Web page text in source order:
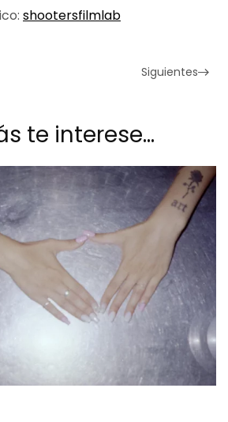
shootersfilmlab
Siguientes
te interese…